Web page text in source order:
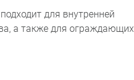
для внутренней
а также для ограждающих